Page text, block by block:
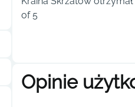
of 5
Opinie